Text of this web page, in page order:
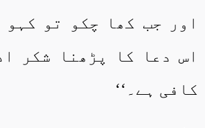
اور جب کھا چکو تو کہو
اس دعا کا پڑھنا شکر
کافی ہے۔‘‘